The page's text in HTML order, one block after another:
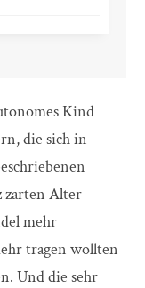
Kind
die sich in
zarten Alter
mehr
tragen wollten
Und die sehr